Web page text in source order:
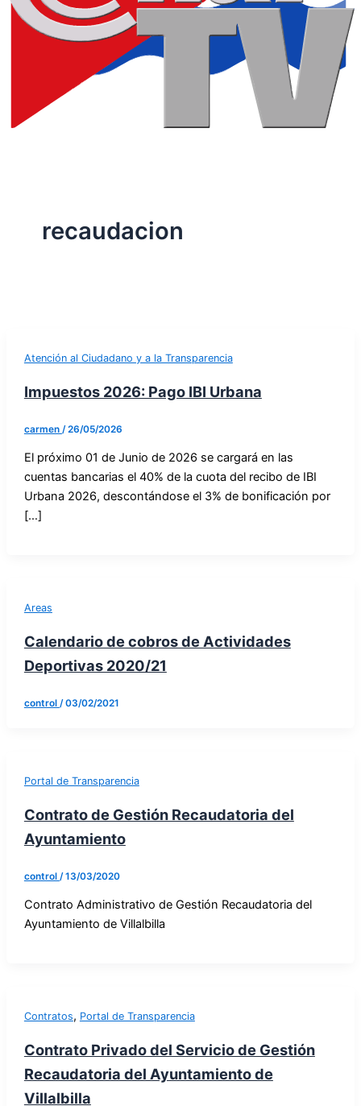
recaudacion
Atención al Ciudadano y a la Transparencia
Impuestos 2026: Pago IBI Urbana
carmen /26/05/2026
El próximo 01 de Junio de 2026 se cargará en las
cuentas bancarias el 40% de la cuota del recibo de IBI
Urbana 2026, descontándose el 3% de bonificación por
[…]
Areas
Calendario de cobros de Actividades
Deportivas 2020/21
control /03/02/2021
Portal de Transparencia
Contrato de Gestión Recaudatoria del
Ayuntamiento
control /13/03/2020
Contrato Administrativo de Gestión Recaudatoria del
Ayuntamiento de Villalbilla
Contratos, Portal de Transparencia
Contrato Privado del Servicio de Gestión
Recaudatoria del Ayuntamiento de
Villalbilla